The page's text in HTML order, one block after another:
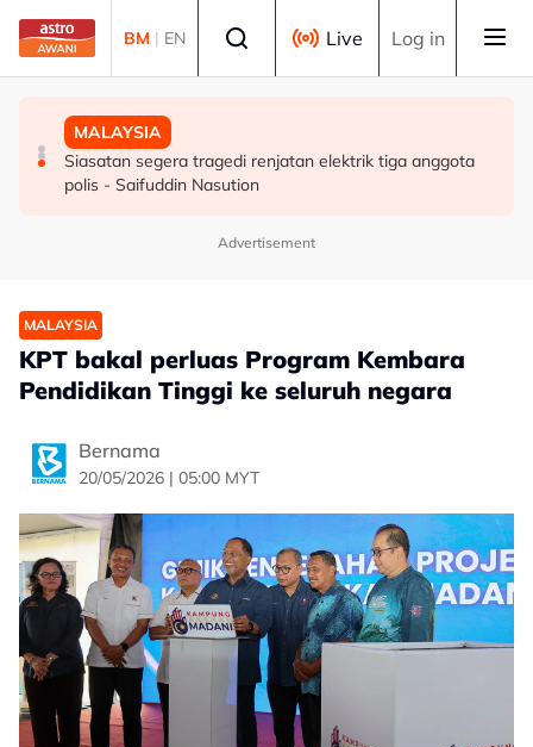
Skip to main content
BM | EN Live Log in
MALAYSIA
Pelajar kolej didakwa bunuh bayi perempuan baru lahir
DUNIA
Konvoi Darat Palestin tiba di Gaziantep dalam
perjalanan ke wilayah Palestin
MALAYSIA
Siasatan segera tragedi renjatan elektrik tiga anggota
polis - Saifuddin Nasution
Advertisement
MALAYSIA
KPT bakal perluas Program Kembara
Pendidikan Tinggi ke seluruh negara
Bernama
20/05/2026 | 05:00 MYT